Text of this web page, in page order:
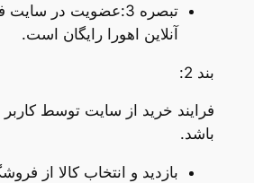
تبصره 3:عضویت در
آنلاین اهورا رایگان است.
بند 2:
فرایند خرید از سایت توسط
باشد.
بازدید و انتخاب کالا از